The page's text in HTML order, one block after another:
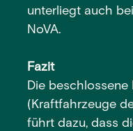
unterliegt auch
NoVA.
Fazit
Die beschlossene
(Kraftfahrzeuge
führt dazu, dass